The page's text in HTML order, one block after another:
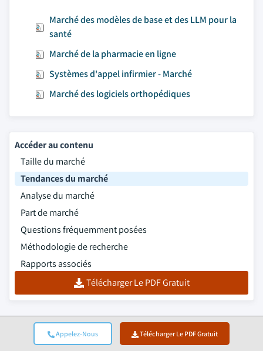
Appelez-Nous Télécharger Le PDF Gratuit
Marché des modèles de base et des LLM pour la
santé
Marché de la pharmacie en ligne
Systèmes d'appel infirmier - Marché
Marché des logiciels orthopédiques
Accéder au contenu
Taille du marché
Tendances du marché
Analyse du marché
Part de marché
Questions fréquemment posées
Méthodologie de recherche
Rapports associés
Télécharger Le PDF Gratuit